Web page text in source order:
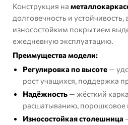
Конструкция на
долговечность и
износостойким покрытием
ежедневную эксплуатацию.
Преимущества модели:
Регулировка по высоте —
рост учащихся, поддержка
Надёжность — жёсткий
расшатыванию, порошковое
Износостойкая столешница